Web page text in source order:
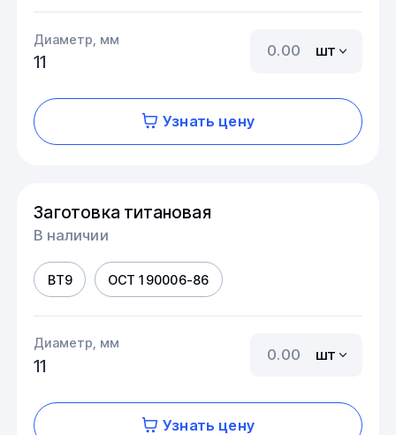
Диаметр, мм
11
шт
Узнать цену
Заготовка титановая
В наличии
ВТ9 ОСТ 1 90006-86
Диаметр, мм
11
шт
Узнать цену